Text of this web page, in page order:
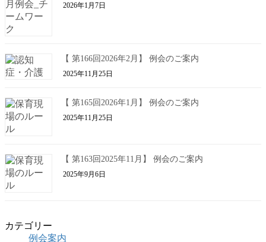
2026年1月7日
【 第166回2026年2月】 例会のご案内
2025年11月25日
【 第165回2026年1月】 例会のご案内
2025年11月25日
【 第163回2025年11月】 例会のご案内
2025年9月6日
カテゴリー
例会案内